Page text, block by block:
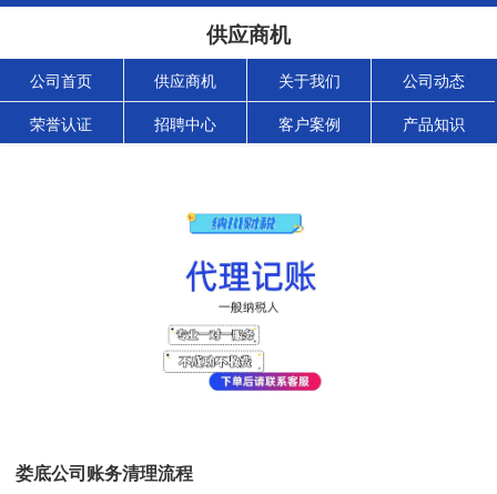
供应商机
公司首页 供应商机 关于我们 公司动态
荣誉认证 招聘中心 客户案例 产品知识
娄底公司账务清理流程